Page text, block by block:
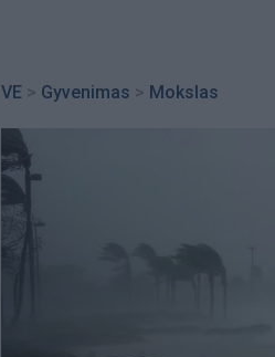
VE > Gyvenimas > Mokslas